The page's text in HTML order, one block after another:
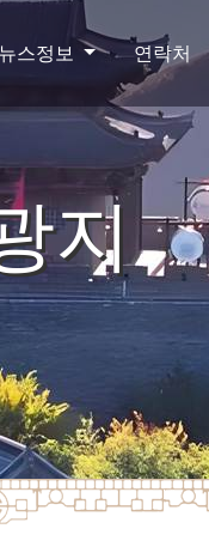
뉴스정보 연락처
지